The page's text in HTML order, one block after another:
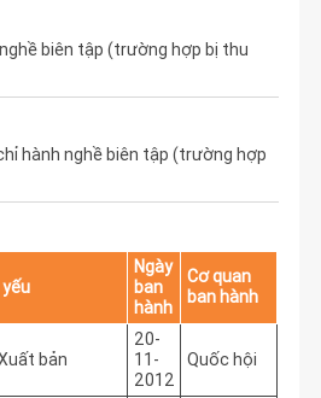
biên tập (trường hợp bị thu
hành nghề biên tập (trường hợp
Ngày
ban
hành
Cơ quan
ban hành
bản
20-
11-
2012
Quốc hội